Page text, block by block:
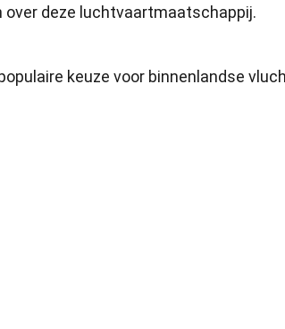
deze luchtvaartmaatschappij.
keuze voor binnenlandse